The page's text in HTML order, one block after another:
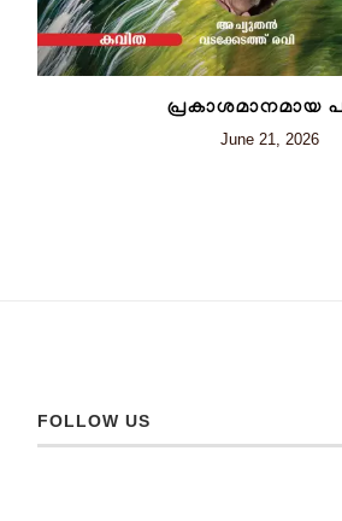
പ്രകാശമാനമായ
June 21, 2026
FOLLOW US